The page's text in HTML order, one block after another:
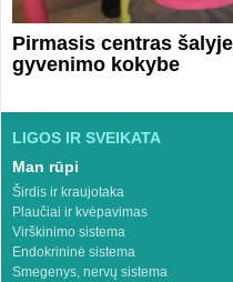
Pirmasis centras
gyvenimo kokybe
LIGOS IR SVEIKATA
Man rūpi
Širdis ir kraujotaka
Plaučiai ir kvėpavimas
Virškinimo sistema
Endokrininė sistema
Smegenys, nervų sistema